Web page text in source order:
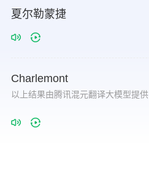
夏尔勒蒙捷
Charlemont
以上结果由腾讯混元翻译大模型提供